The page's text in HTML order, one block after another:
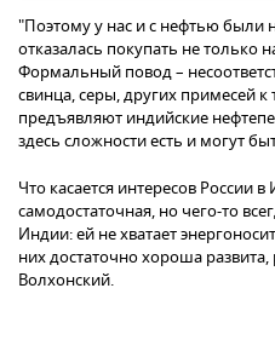
"Поэтому у нас и с нефтью
отказалась покупать не только
Формальный повод –
свинца, серы, других примесей
предъявляют индийские
здесь сложности есть и могут
Что касается интересов России
самодостаточная, но чего-то
Индии: ей не хватает
них достаточно хороша
Волхонский.